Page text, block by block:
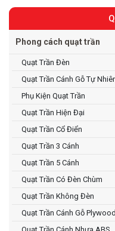
Phong cách quạt trần
Quạt Trần Đèn
Quạt Trần Cánh Gỗ Tự
Phụ Kiện Quạt Trần
Quạt Trần Hiện Đại
Quạt Trần Cổ Điển
Quạt Trần 3 Cánh
Quạt Trần 5 Cánh
Quạt Trần Có Đèn Chùm
Quạt Trần Không Đèn
Quạt Trần Cánh Gỗ Plywood